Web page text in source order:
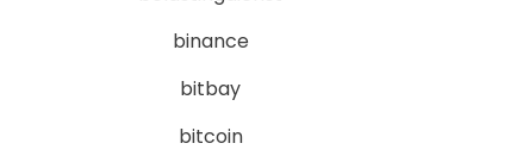
binance
bitbay
bitcoin